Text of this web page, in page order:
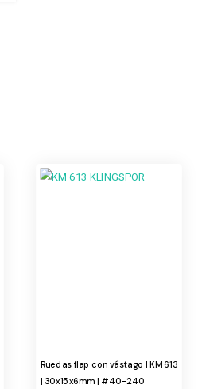
Ruedas flap con vástago | KM 613
| 30x15x6mm | #40-240